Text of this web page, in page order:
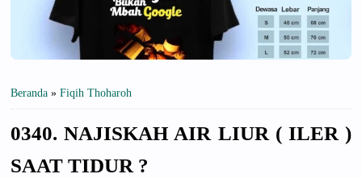
Beranda » Fiqih Thoharoh
0340. NAJISKAH AIR LIUR ( ILER )
SAAT TIDUR ?